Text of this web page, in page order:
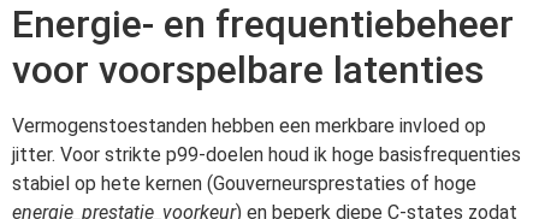
Energie- en frequentiebeheer
voor voorspelbare latenties
Vermogenstoestanden hebben een merkbare invloed op
jitter. Voor strikte p99-doelen houd ik hoge basisfrequenties
stabiel op hete kernen (Gouverneursprestaties of hoge
energie_prestatie_voorkeur) en beperk diepe C-states zodat